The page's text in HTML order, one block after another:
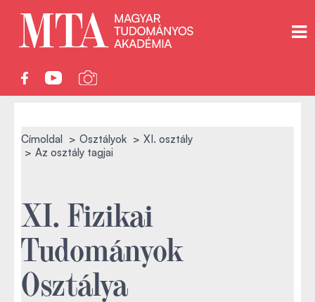
Címoldal Osztályok
XI. osztály
Az osztály tagjai
XI. Fizikai
Tudományok
Osztálya